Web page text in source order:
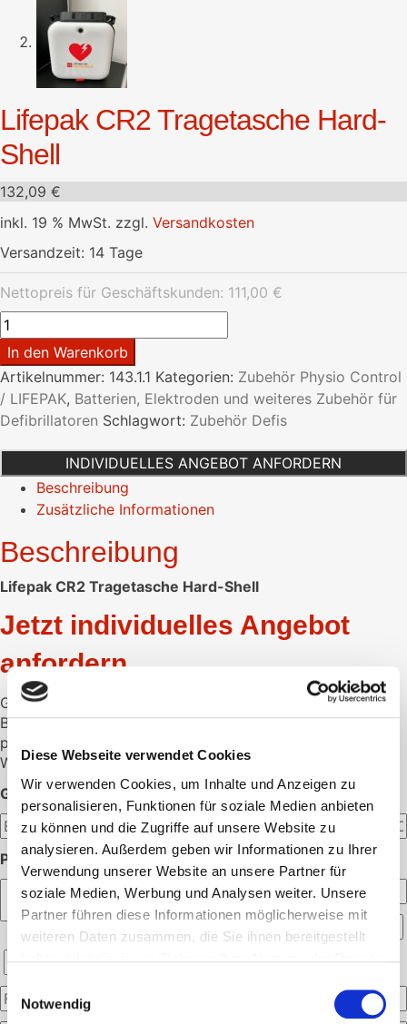
Diese Webseite verwendet Cookies
Wir verwenden Cookies, um Inhalte und Anzeigen zu
personalisieren, Funktionen für soziale Medien anbieten
zu können und die Zugriffe auf unsere Website zu
analysieren. Außerdem geben wir Informationen zu Ihrer
Verwendung unserer Website an unsere Partner für
soziale Medien, Werbung und Analysen weiter. Unsere
Partner führen diese Informationen möglicherweise mit
weiteren Daten zusammen, die Sie ihnen bereitgestellt
Einwilligungsauswahl
Notwendig
Lifepak CR2 Tragetasche Hard-
Shell
132,09 €
inkl. 19 % MwSt. zzgl. Versandkosten
Versandzeit: 14 Tage
Nettopreis für Geschäftskunden: 111,00 €
Lifepak
CR2
Tragetasche
Hard-
Shell
Menge
In den Warenkorb
Artikelnummer: 143.1.1 Kategorien: Zubehör Physio Control
/ LIFEPAK, Batterien, Elektroden und weiteres Zubehör für
Defibrillatoren Schlagwort: Zubehör Defis
INDIVIDUELLES ANGEBOT ANFORDERN
Beschreibung
Zusätzliche Informationen
Beschreibung
Lifepak CR2 Tragetasche Hard-Shell
Jetzt individuelles Angebot
anfordern
Gerne unterbreiten wir Ihnen ein individuelles Angebot.
Bitte hinterlassen Sie hier die gewünschte Menge und Ihre
persönlichen Daten.
Wir melden uns dann schnellstmöglich bei Ihnen.
GEWÜNSCHTE MENGE:
PERSÖNLICHE ANGABEN: